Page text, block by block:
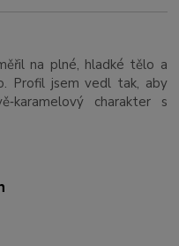
na plné, hladké tělo a
Profil jsem vedl tak, aby
charakter s